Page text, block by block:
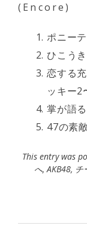
(Encore)
ポニー
ひこう
恋する
ッキー2
掌が語
47の素
This entry was
へ,AKB48, チ